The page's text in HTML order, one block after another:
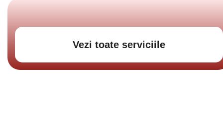
Vezi toate serviciile